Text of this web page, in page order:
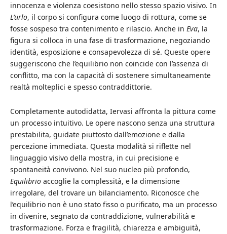
innocenza e violenza coesistono nello stesso spazio visivo. In
L’urlo, il corpo si configura come luogo di rottura, come se
fosse sospeso tra contenimento e rilascio. Anche in Eva, la
figura si colloca in una fase di trasformazione, negoziando
identità, esposizione e consapevolezza di sé. Queste opere
suggeriscono che l’equilibrio non coincide con l’assenza di
conflitto, ma con la capacità di sostenere simultaneamente
realtà molteplici e spesso contraddittorie.
Completamente autodidatta, Iervasi affronta la pittura come
un processo intuitivo. Le opere nascono senza una struttura
prestabilita, guidate piuttosto dall’emozione e dalla
percezione immediata. Questa modalità si riflette nel
linguaggio visivo della mostra, in cui precisione e
spontaneità convivono. Nel suo nucleo più profondo,
Equilibrio accoglie la complessità, e la dimensione
irregolare, del trovare un bilanciamento. Riconosce che
l’equilibrio non è uno stato fisso o purificato, ma un processo
in divenire, segnato da contraddizione, vulnerabilità e
trasformazione. Forza e fragilità, chiarezza e ambiguità,